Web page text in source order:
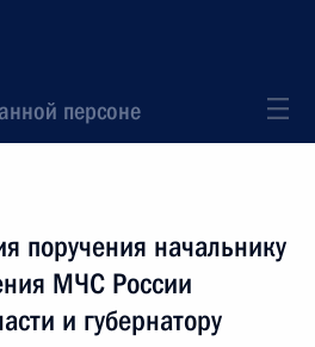
персоне
поручения начальнику
МЧС России
и губернатору